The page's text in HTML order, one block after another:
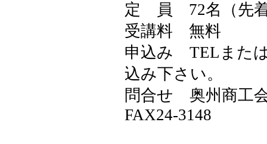
定 員 72名（先
受講料 無料
申込み TELまた
込み下さい。
問合せ 奥州商工
FAX24-3148